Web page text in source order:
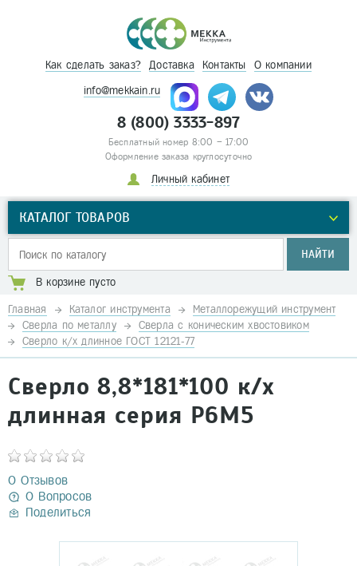
Как сделать заказ? Доставка Контакты О компании
info@mekkain.ru
8 (800) 3333-897
Бесплатный номер 8:00 – 17:00
Оформление заказа круглосуточно
Личный кабинет
КАТАЛОГ ТОВАРОВ
НАЙТИ
В корзине пусто
Главная Каталог инструмента
Металлорежущий инструмент
Сверла по металлу
Сверла с коническим хвостовиком
Сверло к/х длинное ГОСТ 12121-77
Сверло 8,8*181*100 к/х
длинная серия Р6М5
0 Отзывов
0 Вопросов
Поделиться